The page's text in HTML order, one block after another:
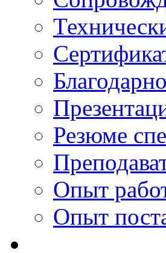
Резюме
Опыт
Опыт